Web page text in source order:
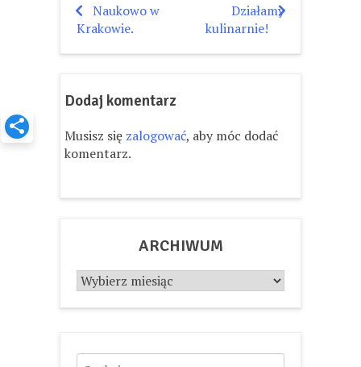
Nawigacja
wpisu
Naukowo w
Krakowie.
Działamy
kulinarnie!
Dodaj komentarz
Musisz się zalogować, aby móc dodać
komentarz.
ARCHIWUM
Archiwum
Szukaj: